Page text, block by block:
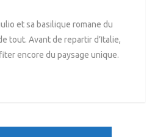
et sa basilique romane du
tout. Avant de repartir d’Italie,
encore du paysage unique.